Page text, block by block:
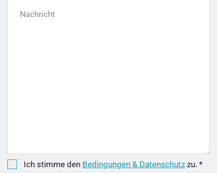
Nachricht
Ich stimme den Bedingungen & Datenschutz zu. *